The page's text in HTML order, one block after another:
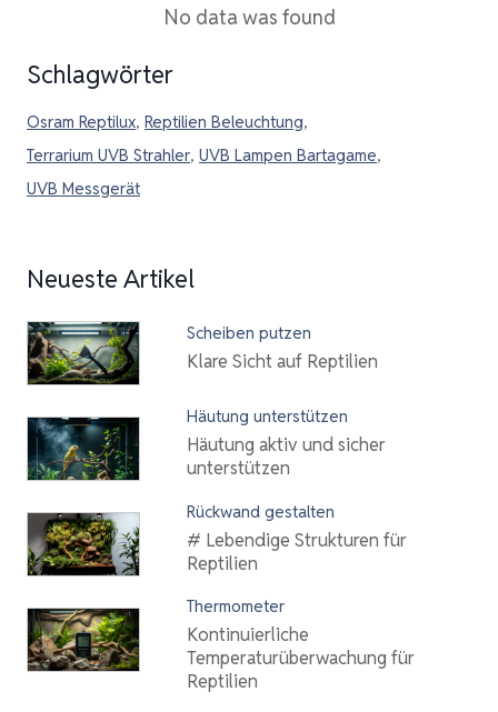
No data was found
Schlagwörter
Osram Reptilux, Reptilien Beleuchtung,
Terrarium UVB Strahler, UVB Lampen Bartagame,
UVB Messgerät
Neueste Artikel
Scheiben putzen
Klare Sicht auf Reptilien
Häutung unterstützen
Häutung aktiv und sicher
unterstützen
Rückwand gestalten
# Lebendige Strukturen für
Reptilien
Thermometer
Kontinuierliche
Temperaturüberwachung für
Reptilien